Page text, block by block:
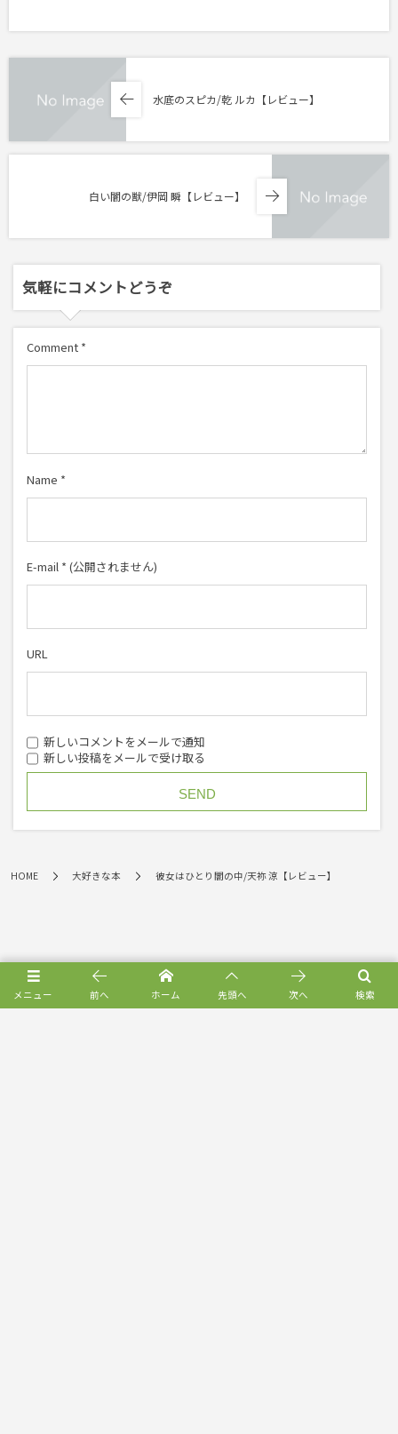
水底のスピカ/乾 ルカ【レビュー】
白い闇の獣/伊岡 瞬【レビュー】
気軽にコメントどうぞ
Comment *
Name *
E-mail * (公開されません)
URL
新しいコメントをメールで通知
新しい投稿をメールで受け取る
HOME 大好きな本 彼女はひとり闇の中/天祢 涼【レビュー】
メニュー 検索
前へ ホーム 先頭へ 次へ